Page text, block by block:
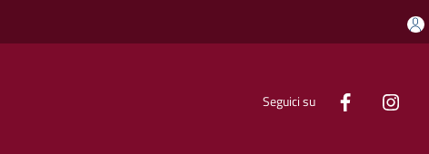
Seguici su